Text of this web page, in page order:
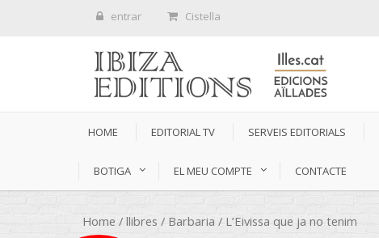
entrar Cistella
HOME EDITORIAL TV SERVEIS EDITORIALS
BOTIGA EL MEU COMPTE CONTACTE
Home / llibres / Barbaria / L’Eivissa que ja no tenim